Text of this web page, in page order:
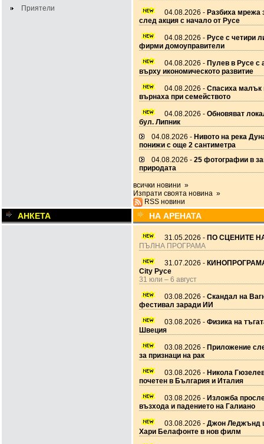
Приятели
04.08.2026 - Разбиха мрежа
след акция с начало от Русе
04.08.2026 - Русе с четири
фирми домоуправители
04.08.2026 - Пулев в Русе с
върху икономическото развитие
04.08.2026 - Спасиха малък
върнаха при семейството
04.08.2026 - Обновяват
бул. Липник
04.08.2026 - Нивото на река
понижи с още 2 сантиметра
04.08.2026 - 25 фотографии в
природата
всички новини »
Изпрати своята новина »
RSS новини
АНКЕТА НА АРЕНАТА
31.05.2026 - ПО СЦЕНИТЕ
ПЪЛНА ПРОГРАМА
31.07.2026 -
City Русе
31 юли – 6 август
03.08.2026 - Скандал на
фестивал заради ИИ
03.08.2026 - Физика на
Швеция
03.08.2026 - Приложение
за признаци на рак
03.08.2026 - Никола
почетен в България и Италия
03.08.2026 - Изложба
възхода и падението на Галиано
03.08.2026 - Джон Леджънд
Хари Белафонте в нов филм